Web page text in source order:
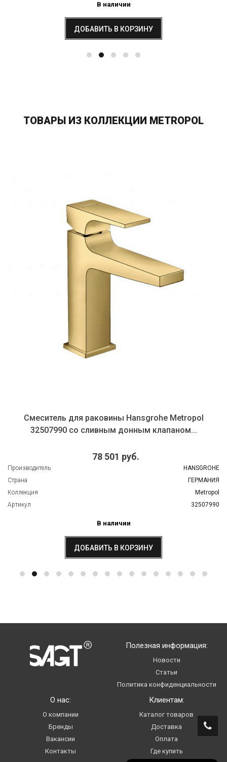
В наличии
ДОБАВИТЬ В КОРЗИНУ
ТОВАРЫ ИЗ КОЛЛЕКЦИИ METROPOL
Смеситель для раковины Hansgrohe Metropol
32507990 со сливным донным клапаном...
78 501 руб.
Производитель
HANSGROHE
Страна
ГЕРМАНИЯ
Коллекция
Metropol
Артикул
32507990
В наличии
ДОБАВИТЬ В КОРЗИНУ
О нас:
О компании
Бренды
Вакансии
Контакты
Клиентам:
Каталог товаров
Доставка
Оплата
Где купить
Полезная информация:
Новости
Статьи
Политика конфиденциальности